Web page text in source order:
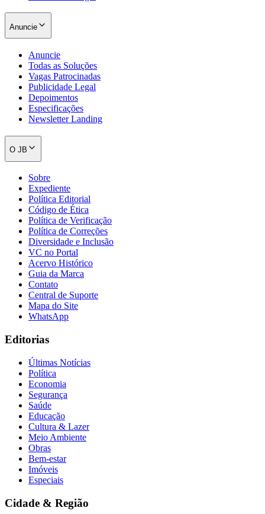
Anuncie
Anuncie
Todas as Soluções
Vagas Patrocinadas
Publicidade Legal
Depoimentos
Especificações
Newsletter Landing
O JB
Sobre
Expediente
Política Editorial
Código de Ética
Política de Verificação
Política de Correções
Diversidade e Inclusão
VC no Portal
Acervo Histórico
Guia da Marca
Contato
Central de Suporte
Mapa do Site
WhatsApp
Editorias
Últimas Notícias
Política
Economia
Segurança
Saúde
Educação
Cultura & Lazer
Meio Ambiente
Obras
Bem-estar
Imóveis
Especiais
Cidade & Região